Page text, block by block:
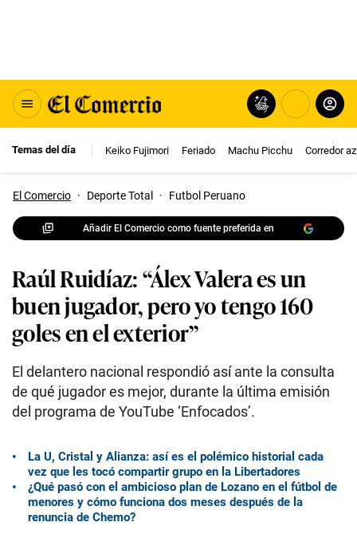
Temas del día Keiko Fujimori Feriado Machu Picchu Corredor
El Comercio · Deporte Total · Futbol Peruano
Añadir El Comercio como fuente preferida en
Raúl Ruidíaz: “Álex Valera es un
buen jugador, pero yo tengo 160
goles en el exterior”
El delantero nacional respondió así ante la consulta
de qué jugador es mejor, durante la última emisión
del programa de YouTube ‘Enfocados’.
La U, Cristal y Alianza: así es el polémico historial cada
vez que les tocó compartir grupo en la Libertadores
¿Qué pasó con el ambicioso plan de Lozano en el fútbol de
menores y cómo funciona dos meses después de la
renuncia de Chemo?